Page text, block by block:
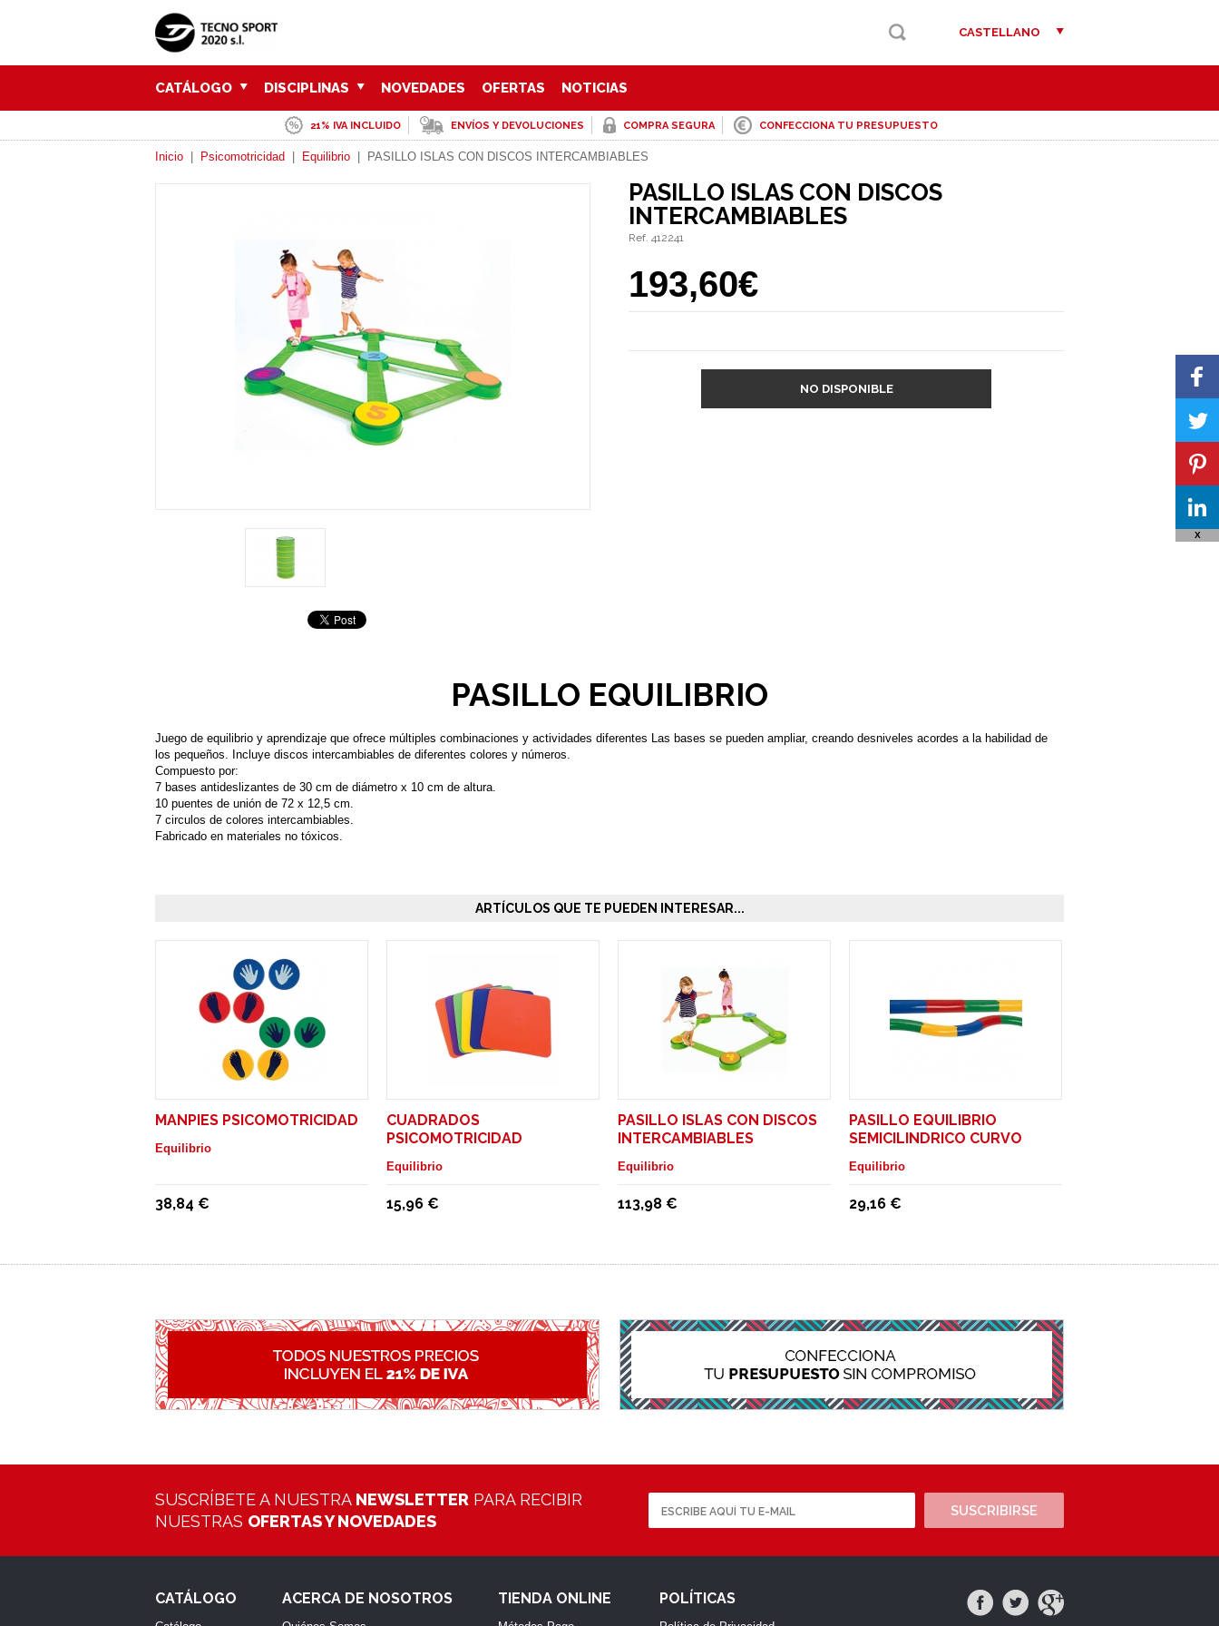
CASTELLANO
CATÁLOGO DISCIPLINAS NOVEDADES OFERTAS NOTICIAS
21% IVA INCLUIDO ENVÍOS Y DEVOLUCIONES COMPRA SEGURA CONFECCIONA TU PRESUPUESTO
Inicio Psicomotricidad Equilibrio PASILLO ISLAS CON DISCOS INTERCAMBIABLES
PASILLO ISLAS CON DISCOS
INTERCAMBIABLES
Ref. 412241
193,60€
NO DISPONIBLE
PASILLO EQUILIBRIO
Juego de equilibrio y aprendizaje que ofrece múltiples combinaciones y actividades diferentes Las bases se pueden ampliar, creando desniveles acordes a la habilidad de
los pequeños. Incluye discos intercambiables de diferentes colores y números.
Compuesto por:
7 bases antideslizantes de 30 cm de diámetro x 10 cm de altura.
10 puentes de unión de 72 x 12,5 cm.
7 circulos de colores intercambiables.
Fabricado en materiales no tóxicos.
ARTÍCULOS QUE TE PUEDEN INTERESAR...
MANPIES PSICOMOTRICIDAD
Equilibrio
38,84 €
CUADRADOS
PSICOMOTRICIDAD
Equilibrio
15,96 €
PASILLO ISLAS CON DISCOS
INTERCAMBIABLES
Equilibrio
113,98 €
PASILLO EQUILIBRIO
SEMICILINDRICO CURVO
Equilibrio
29,16 €
SUSCRÍBETE A NUESTRA NEWSLETTER PARA RECIBIR
NUESTRAS OFERTAS Y NOVEDADES
SUSCRIBIRSE
CATÁLOGO ACERCA DE NOSOTROS TIENDA ONLINE POLÍTICAS
X